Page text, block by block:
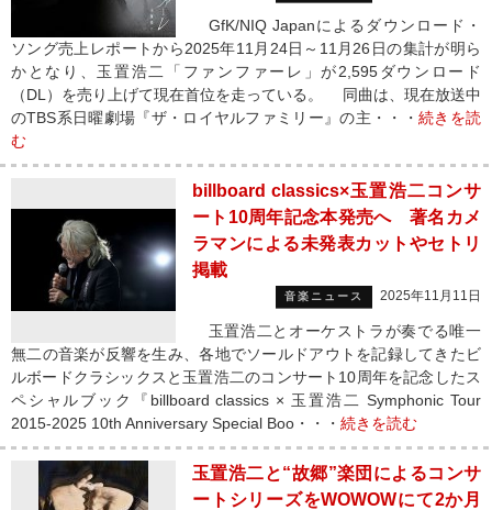
GfK/NIQ Japanによるダウンロード・
ソング売上レポートから2025年11月24日～11月26日の集計が明ら
かとなり、玉置浩二「ファンファーレ」が2,595ダウンロード
（DL）を売り上げて現在首位を走っている。 同曲は、現在放送中
のTBS系日曜劇場『ザ・ロイヤルファミリー』の主・・・続きを読
む
billboard classics×玉置浩二コンサ
ート10周年記念本発売へ 著名カメ
ラマンによる未発表カットやセトリ
掲載
音楽ニュース 2025年11月11日
玉置浩二とオーケストラが奏でる唯一
無二の音楽が反響を生み、各地でソールドアウトを記録してきたビ
ルボードクラシックスと玉置浩二のコンサート10周年を記念したス
ペシャルブック『billboard classics × 玉置浩二 Symphonic Tour
2015-2025 10th Anniversary Special Boo・・・ 続きを読む
玉置浩二と“故郷”楽団によるコンサ
ートシリーズをWOWOWにて2か月